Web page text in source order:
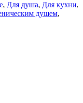
, Для душа, Для кухни,
душем,